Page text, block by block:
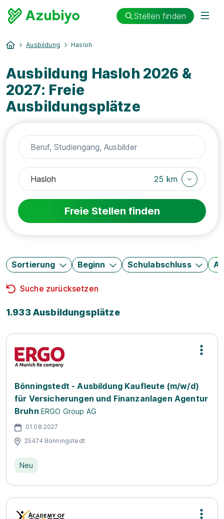
Stellen finden
Ausbildung Hasloh
Ausbildung Hasloh 2026 &
2027: Freie
Ausbildungsplätze
25 km
Freie Stellen finden
Sortierung Beginn Schulabschluss
Suche zurücksetzen
1.933 Ausbildungsplätze
Bönningstedt - Ausbildung Kaufleute (m/w/d)
für Versicherungen und Finanzanlagen Agentur
Bruhn ERGO Group AG
01.08.2027
25474 Bönningstedt
Neu